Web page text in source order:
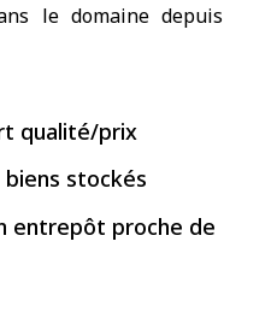
le domaine depuis
qualité/prix
stockés
entrepôt proche de